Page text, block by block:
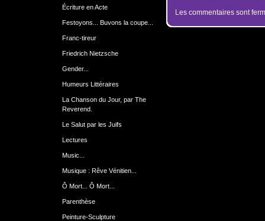
Écriture en Acte
Festoyons... Buvons la coupe...
Franc-tireur
Friedrich Nietzsche
Gender...
Humeurs Littéraires
La Chanson du Jour, par The
Reverend.
Le Salut par les Juifs
Lectures
Music...
Musique : Rêve Vénitien...
Ô Mort... Ô Mort...
Parenthèse
Peinture-Sculpture
Les commentaires sont